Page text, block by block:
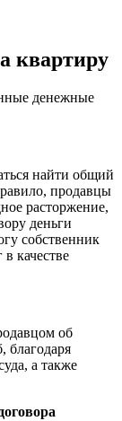
квартиру
денежные
найти общий
продавцы
расторжение,
деньги
собственник
качестве
об
благодаря
а также